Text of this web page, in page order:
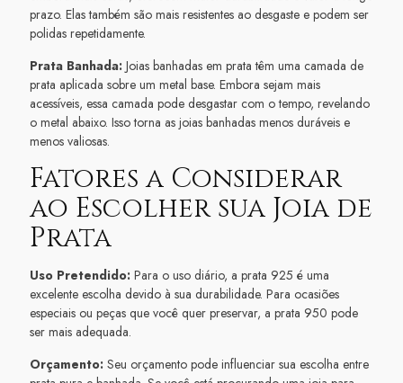
prazo. Elas também são mais resistentes ao desgaste e podem ser
polidas repetidamente.
Prata Banhada: Joias banhadas em prata têm uma camada de
prata aplicada sobre um metal base. Embora sejam mais
acessíveis, essa camada pode desgastar com o tempo, revelando
o metal abaixo. Isso torna as joias banhadas menos duráveis e
menos valiosas.
Fatores a Considerar
ao Escolher sua Joia de
Prata
Uso Pretendido: Para o uso diário, a prata 925 é uma
excelente escolha devido à sua durabilidade. Para ocasiões
especiais ou peças que você quer preservar, a prata 950 pode
ser mais adequada.
Orçamento: Seu orçamento pode influenciar sua escolha entre